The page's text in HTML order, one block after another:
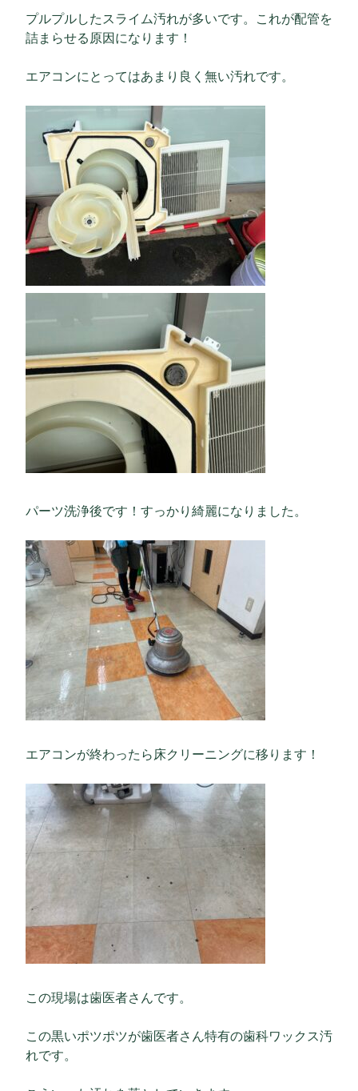
プルプルしたスライム汚れが多いです。これが配管を
詰まらせる原因になります！
エアコンにとってはあまり良く無い汚れです。
パーツ洗浄後です！すっかり綺麗になりました。
エアコンが終わったら床クリーニングに移ります！
この現場は歯医者さんです。
この黒いポツポツが歯医者さん特有の歯科ワックス汚
れです。